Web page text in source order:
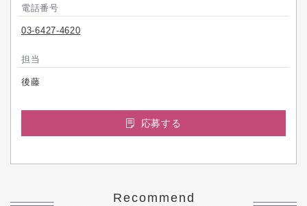
電話番号
03-6427-4620
担当
後藤
応募する
Recommend